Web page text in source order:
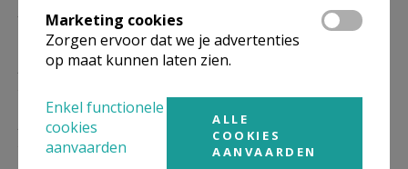
14/02
11.00
11.00 Eucharistie
28/02
11.00 Eucharistie
Marketing cookies
Zorgen ervoor dat we je advertenties
op maat kunnen laten zien.
Enkel functionele
cookies
aanvaarden
ALLE
COOKIES
AANVAARDEN